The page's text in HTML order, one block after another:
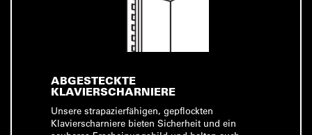
ABGESTECKTE
KLAVIERSCHARNIERE
Unsere strapazierfähigen, gepflockten
Klavierscharniere bieten Sicherheit und ein